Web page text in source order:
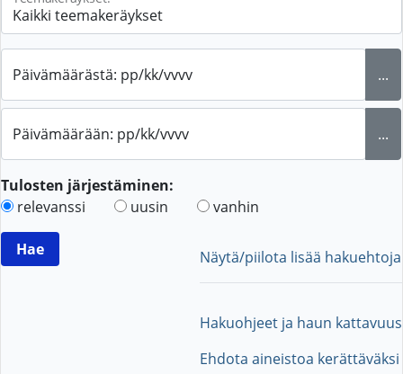
Päivämäärästä: pp/kk/vvvv ...
Päivämäärään: pp/kk/vvvv ...
Tulosten järjestäminen:
relevanssi
uusin vanhin
Näytä/piilota lisää hakuehtoja
Hakuohjeet ja haun kattavuus
Ehdota aineistoa kerättäväksi